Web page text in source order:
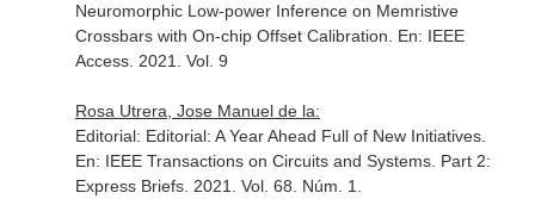
Neuromorphic Low-power Inference on Memristive
Crossbars with On-chip Offset Calibration. En: IEEE
Access. 2021. Vol. 9
Rosa Utrera, Jose Manuel de la:
Editorial: Editorial: A Year Ahead Full of New Initiatives.
En: IEEE Transactions on Circuits and Systems. Part 2:
Express Briefs. 2021. Vol. 68. Núm. 1.